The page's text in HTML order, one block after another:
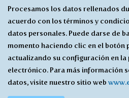
con
recibir
*
Procesamos los datos rellenados
acuerdo con los términos y
datos personales. Puede darse de
momento haciendo clic en el botón
actualizando su configuración en
electrónico. Para más información
datos, visite nuestro sitio web